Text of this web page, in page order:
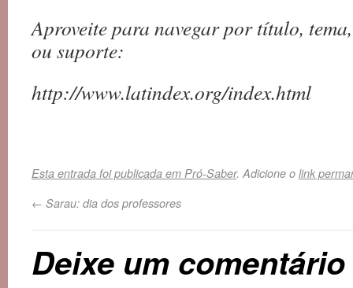
Aproveite para navegar por título,
ou suporte:
http://www.latindex.org/index.html
Esta entrada foi publicada em Pró-Saber. Adicione o link
← Sarau: dia dos professores
Deixe um comentário